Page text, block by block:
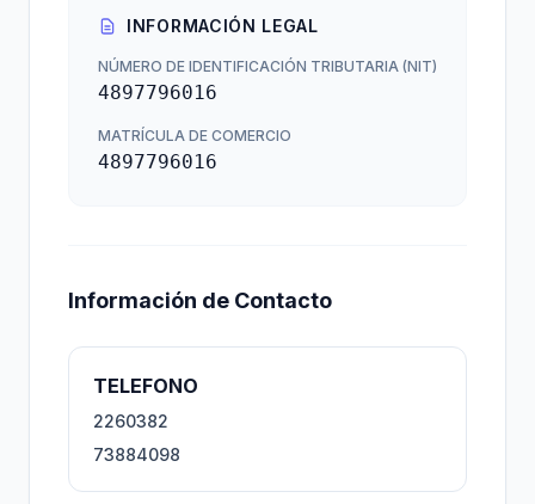
INFORMACIÓN LEGAL
NÚMERO DE IDENTIFICACIÓN TRIBUTARIA (NIT)
4897796016
MATRÍCULA DE COMERCIO
4897796016
Información de Contacto
TELEFONO
2260382
73884098